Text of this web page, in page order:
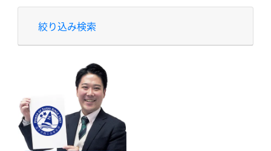
絞り込み検索